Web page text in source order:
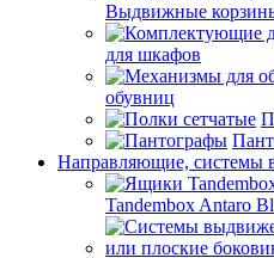
Выдвижные
для шкафов
обувниц
Направляющие, системы
Tandembox Antaro